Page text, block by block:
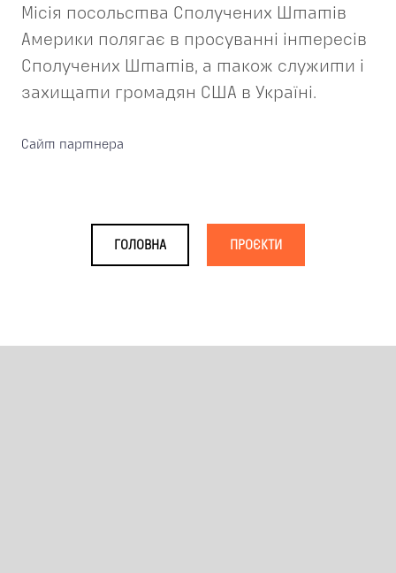
Місія посольства Сполучених Штатів
Америки полягає в просуванні інтересів
Сполучених Штатів, а також служити і
захищати громадян США в Україні.
Сайт партнера
ГОЛОВНА ПРОЄКТИ